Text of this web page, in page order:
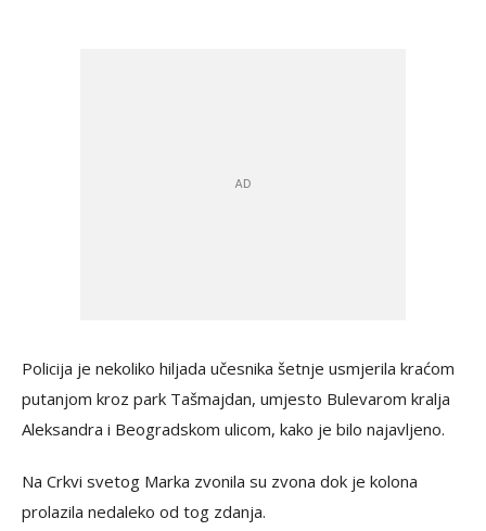
Policija je nekoliko hiljada učesnika šetnje usmjerila kraćom
putanjom kroz park Tašmajdan, umjesto Bulevarom kralja
Aleksandra i Beogradskom ulicom, kako je bilo najavljeno.
Na Crkvi svetog Marka zvonila su zvona dok je kolona
prolazila nedaleko od tog zdanja.